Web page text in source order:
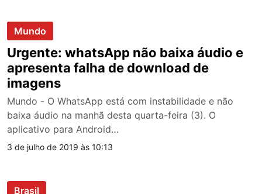
Mundo
Urgente: whatsApp não baixa áudio e
apresenta falha de download de
imagens
Mundo - O WhatsApp está com instabilidade e não
baixa áudio na manhã desta quarta-feira (3). O
aplicativo para Android…
3 de julho de 2019 às 10:13
Brasil